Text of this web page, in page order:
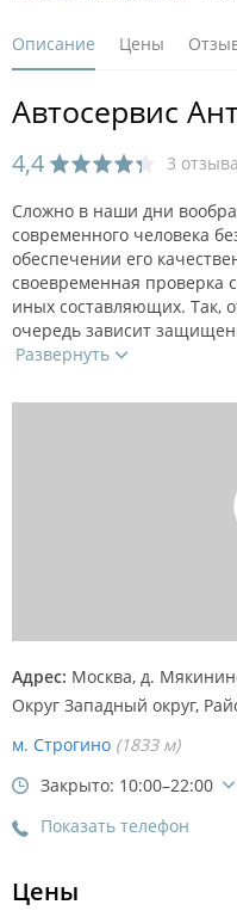
Описание Цены
Автосервис
4,4 3 отзыва
Сложно в наши дни
современного человека
обеспечении его
своевременная проверка
иных составляющих. Так,
очередь зависит
Развернуть
Адрес: Москва, д.
Округ Западный округ,
м. Строгино (1833 м)
Закрыто: 10:00–22:00
Показать телефон
Цены